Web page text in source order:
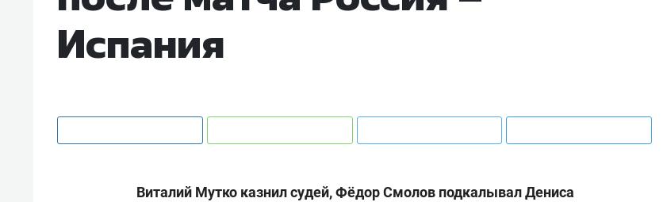
Испания
Виталий Мутко казнил судей, Фёдор Смолов подкалывал Дениса